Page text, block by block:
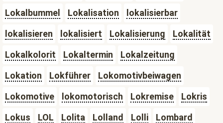
Lokalbummel
Lokalisation
lokalisierbar
lokalisieren
lokalisiert Lokalisierung
Lokalität
Lokalkolorit
Lokaltermin
Lokalzeitung
Lokation
Lokführer
Lokomotivbeiwagen
Lokomotive
lokomotorisch Lokremise
Lokris
Lokus
LOL Lolita Lolland Lolli
Lombard